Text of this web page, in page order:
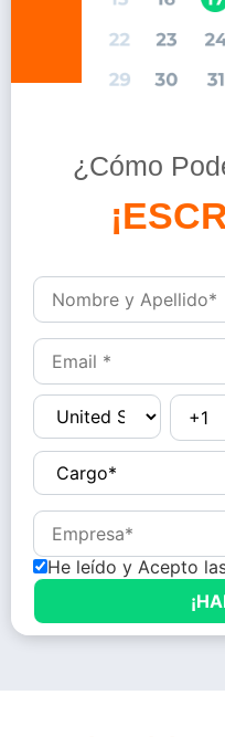
¿Cómo
He leído y Acepto